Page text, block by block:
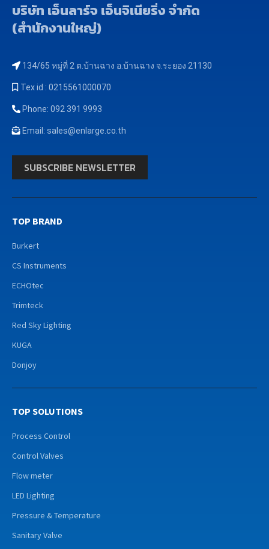
บริษัท เอ็นลาร์จ เอ็นจิเนียริ่ง จำกัด
(สำนักงานใหญ่)
134/65 หมู่ที่ 2 ต.บ้านฉาง อ.บ้านฉาง จ.ระยอง 21130
Tex id : 0215561000070
Phone: 092 391 9993
Email: sales@enlarge.co.th
SUBSCRIBE NEWSLETTER
TOP BRAND
Burkert
CS Instruments
ECHOtec
Trimteck
Red Sky Lighting
KUGA
Donjoy
TOP SOLUTIONS
Process Control
Control Valves
Flow meter
LED Lighting
Pressure & Temperature
Sanitary Valve